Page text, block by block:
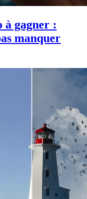
à gagner :
manquer